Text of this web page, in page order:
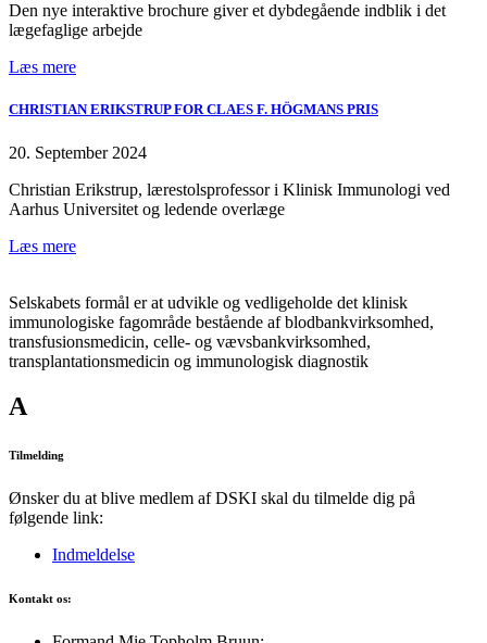
Den nye interaktive brochure giver et dybdegående indblik i det
lægefaglige arbejde
Læs mere
CHRISTIAN ERIKSTRUP FOR CLAES F. HÖGMANS PRIS
20. September 2024
Christian Erikstrup, lærestolsprofessor i Klinisk Immunologi ved
Aarhus Universitet og ledende overlæge
Læs mere
Selskabets formål er at udvikle og vedligeholde det klinisk
immunologiske fagområde bestående af blodbankvirksomhed,
transfusionsmedicin, celle- og vævsbankvirksomhed,
transplantationsmedicin og immunologisk diagnostik
A
Tilmelding
Ønsker du at blive medlem af DSKI skal du tilmelde dig på
følgende link:
Indmeldelse
Kontakt os: